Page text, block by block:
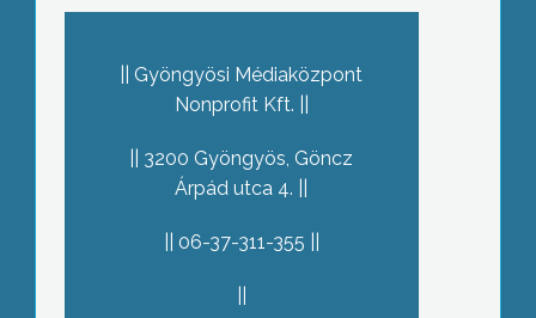
Gyöngyösi Médiaközpont
Nonprofit Kft.
3200 Gyöngyös, Göncz
Árpád utca 4.
06-37-311-355